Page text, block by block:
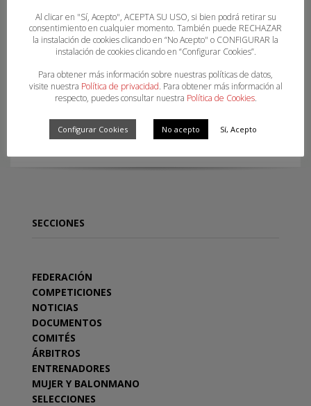
SECCIONES
FEDERACIÓN
COMPETICIONES
NOTICIAS
DOCUMENTOS
COMITÉS
ÁRBITROS
ENTRENADORES
MUJER Y BALONMANO
SELECCIONES
Al clicar en "Sí, Acepto", ACEPTA SU USO, si bien podrá retirar su
consentimiento en cualquier momento. También puede RECHAZAR
la instalación de cookies clicando en “No Acepto" o CONFIGURAR la
instalación de cookies clicando en “Configurar Cookies”.
Para obtener más información sobre nuestras políticas de datos,
visite nuestra Política de privacidad. Para obtener más información al
respecto, puedes consultar nuestra Política de Cookies.
Configurar Cookies No acepto Sí, Acepto